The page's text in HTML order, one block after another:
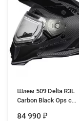
Шлем 509 Delta R3L
Carbon Black Ops с
84 990 ₽